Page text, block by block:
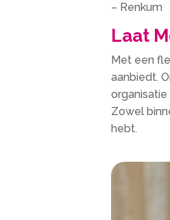
– Renkum
Laat
Met een
aanbiedt.
Zowel
hebt.